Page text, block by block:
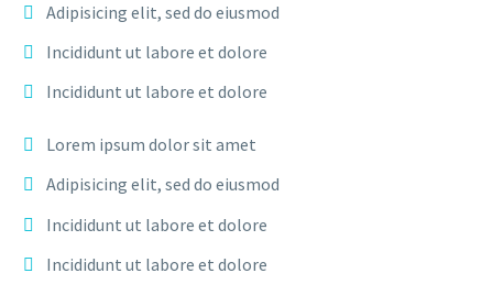
Adipisicing elit, sed do eiusmod
Incididunt ut labore et dolore
Incididunt ut labore et dolore
Lorem ipsum dolor sit amet
Adipisicing elit, sed do eiusmod
Incididunt ut labore et dolore
Incididunt ut labore et dolore